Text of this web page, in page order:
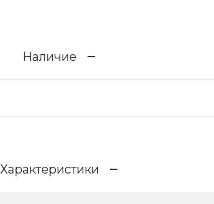
Наличие
Характеристики